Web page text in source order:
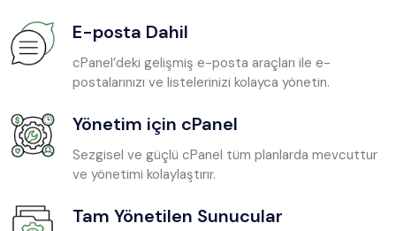
E-posta Dahil
cPanel’deki gelişmiş e-posta araçları ile e-
postalarınızı ve listelerinizi kolayca yönetin.
Yönetim için cPanel
Sezgisel ve güçlü cPanel tüm planlarda mevcuttur
ve yönetimi kolaylaştırır.
Tam Yönetilen Sunucular